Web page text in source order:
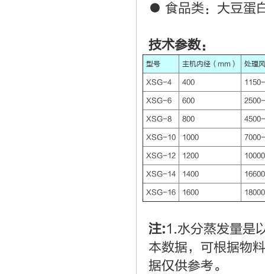
● 食品类：大豆蛋
技术参数：
型号 主机内经（mm） 处理
XSG-4 400
XSG-6 600
XSG-8 800
XSG-10 1000
XSG-12 1200
XSG-14 1400
XSG-16 1600
注:1.水分蒸发量是
本数据，可根据物
据仅供参考。